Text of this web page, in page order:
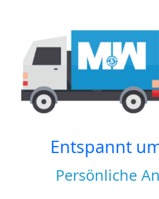
Entspannt
Persönliche